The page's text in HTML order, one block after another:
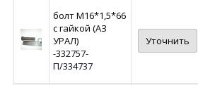
болт М16*1,5*66
с гайкой (АЗ
УРАЛ)
-332757-
П/334737
Уточнить